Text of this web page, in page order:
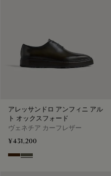
アレッサンドロ アンフィニ アル
ト オックスフォード
ヴェネチア カーフレザー
¥431,200
Marrone Intenso
Selva Oscura